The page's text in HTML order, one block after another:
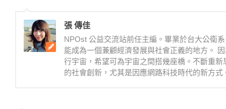
張 傳佳
NPOst 公益交流站前任主編。畢業於台大公衛
能成為一個兼顧經濟發展與社會正義的地方。
行宇宙，希望可為宇宙之間搭幾座橋。不斷重
的社會創新，尤其是因應網路科技時代的新方式